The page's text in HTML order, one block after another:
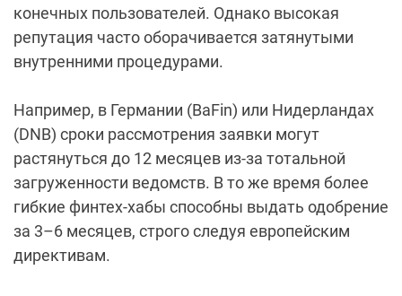
конечных пользователей. Однако высокая
репутация часто оборачивается затянутыми
внутренними процедурами.
Например, в Германии (BaFin) или Нидерландах
(DNB) сроки рассмотрения заявки могут
растянуться до 12 месяцев из-за тотальной
загруженности ведомств. В то же время более
гибкие финтех-хабы способны выдать одобрение
за 3–6 месяцев, строго следуя европейским
директивам.